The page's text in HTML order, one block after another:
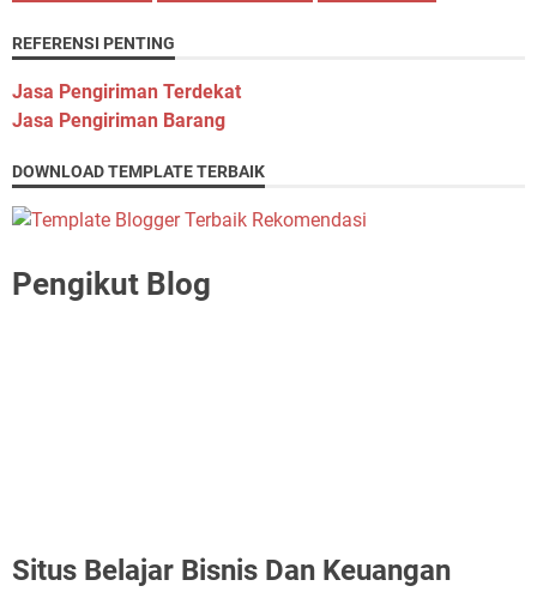
REFERENSI PENTING
Jasa Pengiriman Terdekat
Jasa Pengiriman Barang
DOWNLOAD TEMPLATE TERBAIK
Pengikut Blog
Situs Belajar Bisnis Dan Keuangan